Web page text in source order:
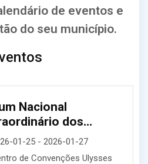
de eventos e
do seu município.
Nacional
dos
Municipais de
01-25 - 2026-01-27
de Convenções Ulysses